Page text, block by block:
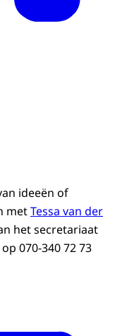
ideeën of
metTessa van der
het secretariaat
070-340 72 73